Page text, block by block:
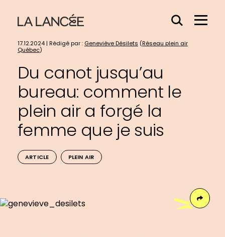
Effacer
contenu
Menu
17.12.2024 | Rédigé par : Geneviève Désilets (Réseau plein air
Québec)
Du canot jusqu’au
bureau: comment le
plein air a forgé la
femme que je suis
ARTICLE PLEIN AIR